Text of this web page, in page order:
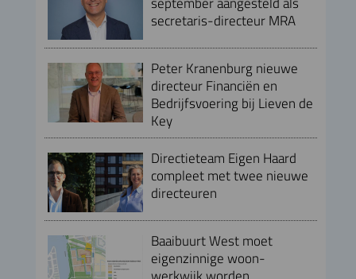
secretaris-directeur MRA
Peter Kranenburg nieuwe
directeur Financiën en
Bedrijfsvoering bij Lieven de
Key
Directieteam Eigen Haard
compleet met twee nieuwe
directeuren
Baaibuurt West moet
eigenzinnige woon-